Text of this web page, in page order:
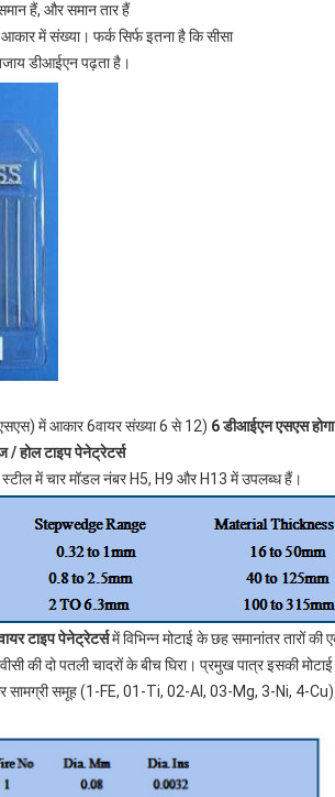
हैं, और समान तार हैं
में संख्या। फर्क सिर्फ इतना है कि सीसा
डीआईएन पढ़ता है।
में आकार 6वायर संख्या 6 से 12) 6 डीआईएन एसएस
होल टाइप पेनेट्रेटर्स
में चार मॉडल नंबर H5, H9 और H13 में उपलब्ध हैं।
टाइप पेनेट्रेटर्समें विभिन्न मोटाई के छह समानांतर तारों की
की दो पतली चादरों के बीच घिरा। प्रमुख पात्र इसकी
सामग्री समूह (1-FE, 01-Ti, 02-Al, 03-Mg, 3-Ni, 4-